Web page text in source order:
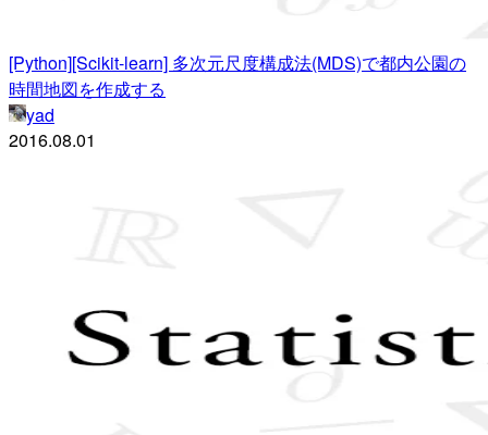
[Python][Scikit-learn] 多次元尺度構成法(MDS)で都内公園の
時間地図を作成する
yad
2016.08.01